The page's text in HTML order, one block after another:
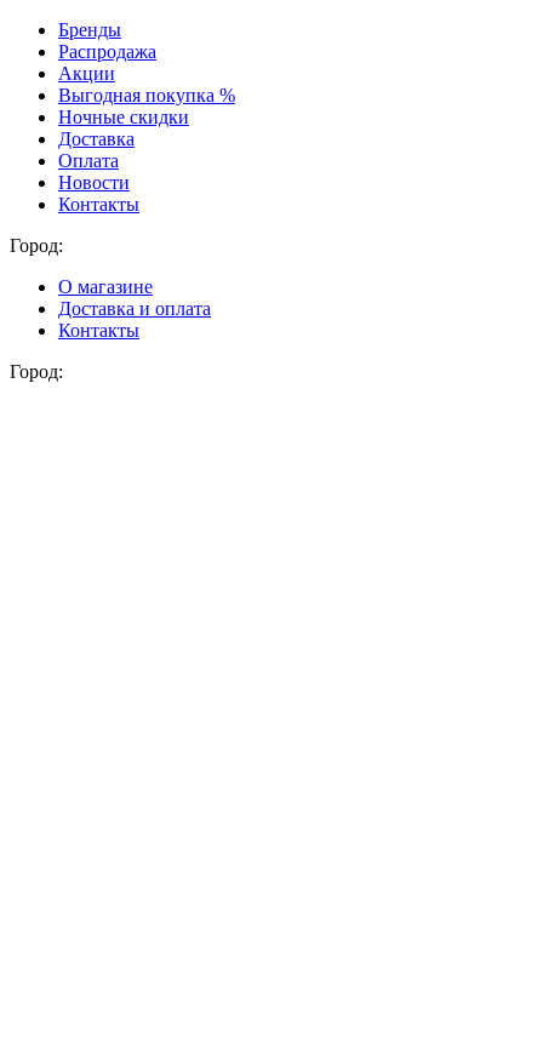
Бренды
Распродажа
Акции
Выгодная покупка %
Ночные скидки
Доставка
Оплата
Новости
Контакты
Город:
О магазине
Доставка и оплата
Контакты
Город: